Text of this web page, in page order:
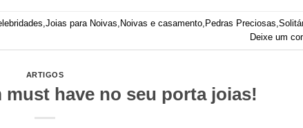
Joias para Noivas Noivas e casamento Pedras Preciosas
Deixe um
ARTIGOS
have no seu porta joias!